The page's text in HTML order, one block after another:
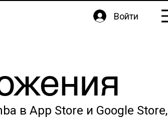
Войти
в App Store и Google Store,